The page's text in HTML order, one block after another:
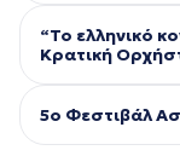
“Το ελληνικό
Κρατική
5ο Φεστιβάλ